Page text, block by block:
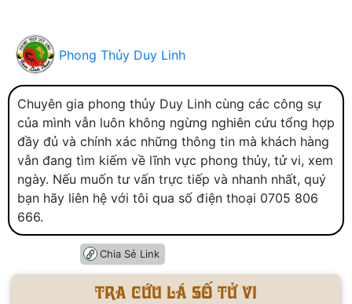
Phong Thủy Duy Linh
Chuyên gia phong thủy Duy Linh cùng các công sự
của mình vẫn luôn không ngừng nghiên cứu tổng hợp
đầy đủ và chính xác những thông tin mà khách hàng
vẫn đang tìm kiếm về lĩnh vực phong thủy, tử vi, xem
ngày. Nếu muốn tư vấn trực tiếp và nhanh nhất, quý
bạn hãy liên hệ với tôi qua số điện thoại 0705 806
666.
Chia Sẻ Link
Tra cứu lá số tử vi